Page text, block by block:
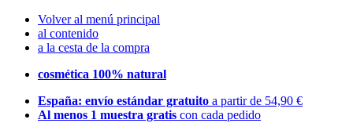
Volver al menú principal
al contenido
a la cesta de la compra
cosmética 100% natural
España: envío estándar gratuito a partir de 54,90 €
Al menos 1 muestra gratis con cada pedido